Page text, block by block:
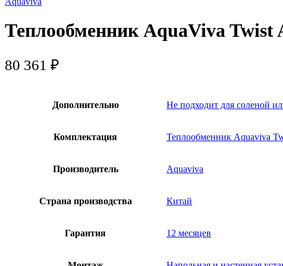
Теплообменник AquaViva Twist
80 361 ₽
Дополнительно Не подходит для соленой
Комплектация Теплообменник Aquaviva
Производитель Aquaviva
Страна производства Китай
Гарантия 12 месяцев